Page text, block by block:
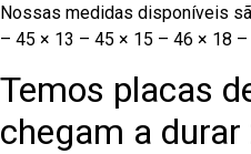
Nossas medidas disponíveis
– 45 × 13 – 45 × 15 – 46 × 18
Temos placas
chegam a durar